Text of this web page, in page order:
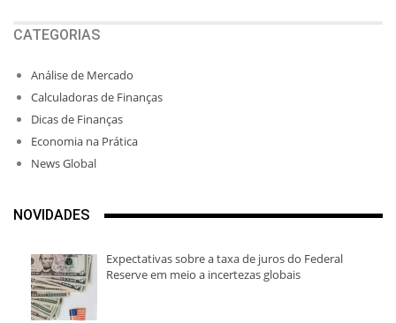
CATEGORIAS
Análise de Mercado
Calculadoras de Finanças
Dicas de Finanças
Economia na Prática
News Global
NOVIDADES
Expectativas sobre a taxa de juros do Federal
Reserve em meio a incertezas globais